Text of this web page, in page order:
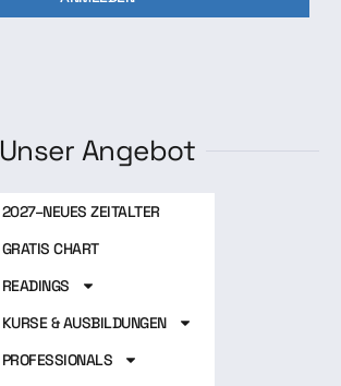
Unser Angebot
2027–NEUES ZEITALTER
GRATIS CHART
READINGS
KURSE & AUSBILDUNGEN
PROFESSIONALS